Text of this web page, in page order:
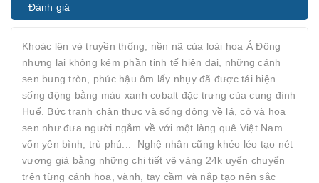
Đánh giá
Khoác lên vẻ truyền thống, nền nã của loài hoa Á Đông
nhưng lại không kém phần tinh tế hiện đại, những cánh
sen bung tròn, phúc hậu ôm lấy nhụy đã được tái hiện
sống động bằng màu xanh cobalt đặc trưng của cung đình
Huế. Bức tranh chân thực và sống động về lá, cỏ và hoa
sen như đưa người ngắm về với một làng quê Việt Nam
vốn yên bình, trù phú... Nghệ nhân cũng khéo léo tạo nét
vương giả bằng những chi tiết vẽ vàng 24k uyển chuyển
trên từng cánh hoa, vành, tay cầm và nắp tạo nên sắc